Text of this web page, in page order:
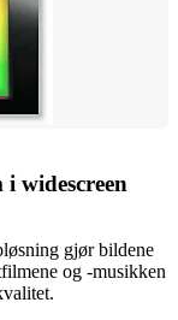
widescreen
gjør bildene
og -musikken